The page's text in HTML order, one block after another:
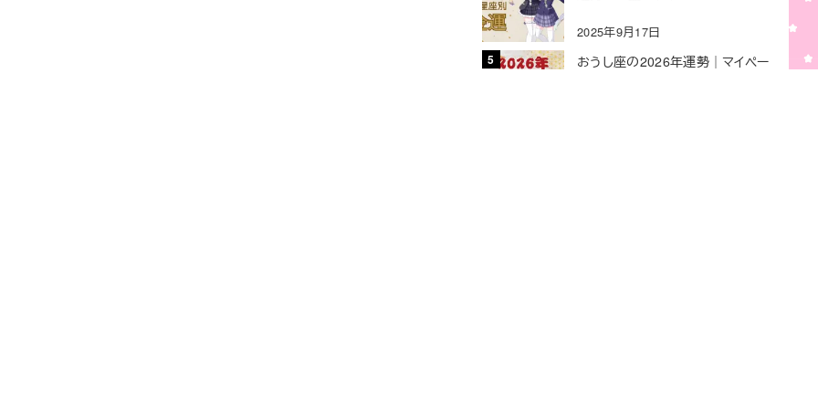
2025年9月17日
おうし座の2026年運勢｜マイペー